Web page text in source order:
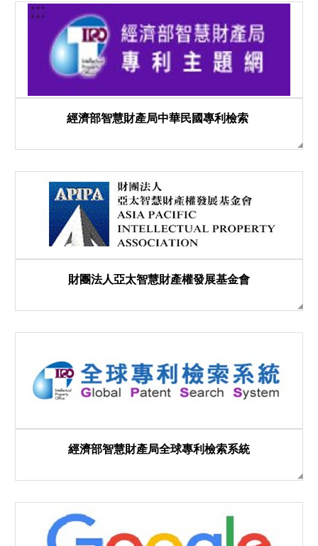
經濟部智慧財產局中華民國專利檢索
財團法人亞太智慧財產權發展基金會
經濟部智慧財產局全球專利檢索系統